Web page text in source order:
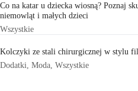
Co na katar u dziecka wiosną? Poznaj
niemowląt i małych dzieci
Wszystkie
Kolczyki ze stali chirurgicznej w stylu
Dodatki, Moda, Wszystkie